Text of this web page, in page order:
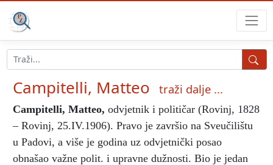
Campitelli, Matteo traži dalje ...
Campitelli, Matteo, odvjetnik i političar (Rovinj, 1828
– Rovinj, 25.IV.1906). Pravo je završio na Sveučilištu
u Padovi, a više je godina uz odvjetnički posao
obnašao važne polit. i upravne dužnosti. Bio je jedan